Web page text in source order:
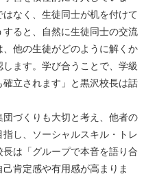
なく、生徒同士が机を付けて
ると、自然に生徒同士の交流
他の生徒がどのように解くか
ます。学び合うことで、学級
立されます」と黒沢校長は話
づくりも大切と考え、他者の
し、ソーシャルスキル・トレ
は「グループで本音を語り合
肯定感や有用感が高まりま